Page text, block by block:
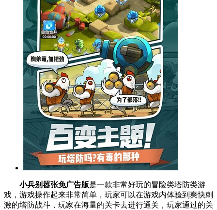
小兵别嚣张免广告版是一款非常好玩的冒险类塔防类游
戏，游戏操作起来非常简单，玩家可以在游戏内体验到爽快刺
激的塔防战斗，玩家在海量的关卡去进行通关，玩家通过的关